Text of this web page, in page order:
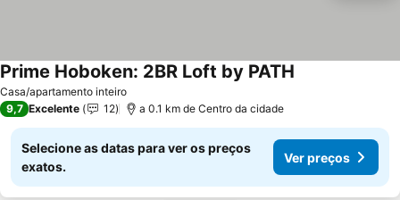
Casa/apartamento inteiro
Prime Hoboken: 2BR Loft by PATH
9,7 Excelente 12 a 0.1 km de Centro da cidade
Selecione as datas para ver os preços
exatos.
Ver preços